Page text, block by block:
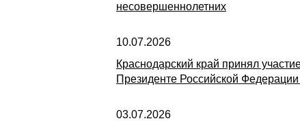
несовершеннолетних
10.07.2026
Краснодарский край принял
Президенте Российской
03.07.2026